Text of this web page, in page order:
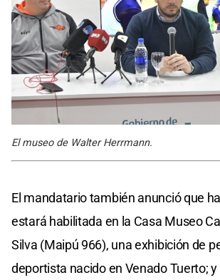
El museo de Walter Herrmann.
El mandatario también anunció que
estará habilitada en la Casa Museo
Silva (Maipú 966), una exhibición de
deportista nacido en Venado Tuerto;